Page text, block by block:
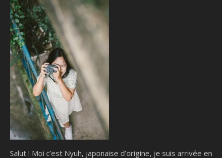
Salut ! Moi c’est Nyuh, japonaise d’origine, je suis arrivée en